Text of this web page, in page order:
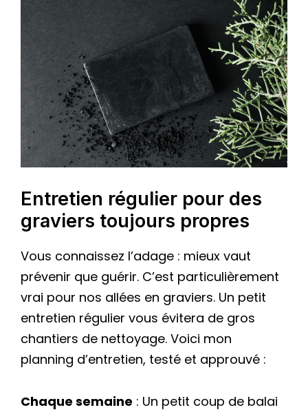
Entretien régulier pour des
graviers toujours propres
Vous connaissez l’adage : mieux vaut
prévenir que guérir. C’est particulièrement
vrai pour nos allées en graviers. Un petit
entretien régulier vous évitera de gros
chantiers de nettoyage. Voici mon
planning d’entretien, testé et approuvé :
Chaque semaine : Un petit coup de balai